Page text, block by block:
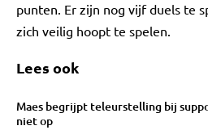
punten. Er zijn nog vijf duels te
zich veilig hoopt te spelen.
Lees ook
Maes begrijpt teleurstelling bij
niet op